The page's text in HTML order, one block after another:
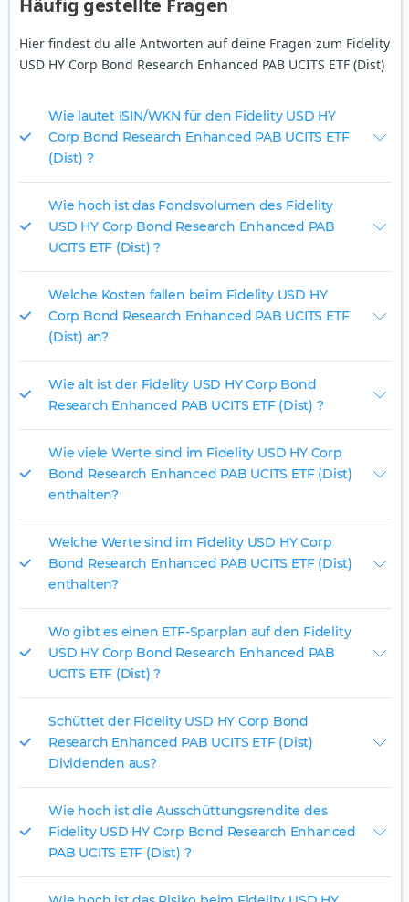
Häufig gestellte Fragen
Hier findest du alle Antworten auf deine Fragen zum Fidelity
USD HY Corp Bond Research Enhanced PAB UCITS ETF (Dist)
Wie lautet ISIN/WKN für den Fidelity USD HY
Corp Bond Research Enhanced PAB UCITS ETF
(Dist) ?
Wie hoch ist das Fondsvolumen des Fidelity
USD HY Corp Bond Research Enhanced PAB
UCITS ETF (Dist) ?
Welche Kosten fallen beim Fidelity USD HY
Corp Bond Research Enhanced PAB UCITS ETF
(Dist) an?
Wie alt ist der Fidelity USD HY Corp Bond
Research Enhanced PAB UCITS ETF (Dist) ?
Wie viele Werte sind im Fidelity USD HY Corp
Bond Research Enhanced PAB UCITS ETF (Dist)
enthalten?
Welche Werte sind im Fidelity USD HY Corp
Bond Research Enhanced PAB UCITS ETF (Dist)
enthalten?
Wo gibt es einen ETF-Sparplan auf den Fidelity
USD HY Corp Bond Research Enhanced PAB
UCITS ETF (Dist) ?
Schüttet der Fidelity USD HY Corp Bond
Research Enhanced PAB UCITS ETF (Dist)
Dividenden aus?
Wie hoch ist die Ausschüttungsrendite des
Fidelity USD HY Corp Bond Research Enhanced
PAB UCITS ETF (Dist) ?